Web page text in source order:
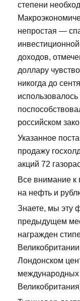
степени
непростая —
доходов,
доллару
никогда до
российском
Указанное
продажу
акций 72
Все внимание к
на нефть и
Знаете, мы эту
предыдущем
награжден
Лондонском
международных